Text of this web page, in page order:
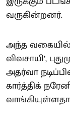
வருகின்றனர்.
அந்த வகையில்
விவசாயி’,
அதர்வா
கார்த்திக்